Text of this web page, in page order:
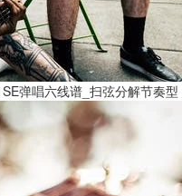
弹唱六线谱_扫弦分解节奏型